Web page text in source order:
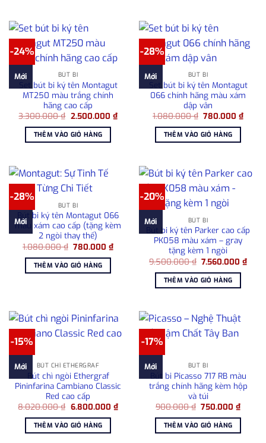
-24%
Mới BÚT BI
Set bút bi ký tên Montagut
MT250 màu trắng chính
hãng cao cấp
3.300.000₫ Giá
là:
3.300.000 ₫.
2.500.000 ₫Giá
THÊM VÀO GIỎ HÀNG
-28%
Mới BÚT BI
Set bút bi ký tên Montagut
066 chính hãng màu xám
dập vân
1.080.000₫ Giá
là:
1.080.000 ₫.
780.000₫Giá
THÊM VÀO GIỎ HÀNG
-28%
Mới
BÚT BI
Bút bi ký tên Montagut 066
màu xám cao cấp (tặng kèm
2 ngòi thay thế)
1.080.000₫ Giá
là:
1.080.000 ₫.
780.000₫Giá
hiện
THÊM VÀO GIỎ HÀNG
-20%
Mới BÚT BI
Bút bi ký tên Parker cao cấp
PK058 màu xám – gray
tặng kèm 1 ngòi
9.500.000₫ Giá
là:
9.500.000 ₫.
7.560.000₫Giá
hiện
THÊM VÀO GIỎ HÀNG
-15%
Mới BÚT CHÌ ETHERGRAF
Bút chì ngòi Ethergraf
Pininfarina Cambiano Classic
Red cao cấp
8.020.000₫ Giá
là:
8.020.000 ₫.
6.800.000 ₫Giá
hiện
6.800.000 ₫.
THÊM VÀO GIỎ HÀNG
-17%
Mới BÚT BI
Bút bi Picasso 717 RB màu
trắng chính hãng kèm hộp
và túi
900.000₫ Giá
là:
900.000 ₫.
750.000₫Giá
hiện
THÊM VÀO GIỎ HÀNG